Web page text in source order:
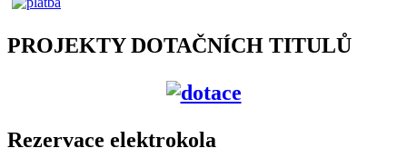
PROJEKTY DOTAČNÍCH TITULŮ
Rezervace elektrokola